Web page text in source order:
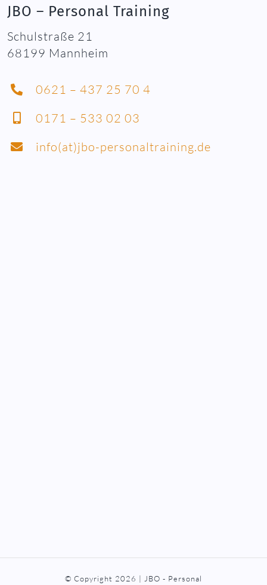
JBO – Personal Training
Schulstraße 21
68199 Mannheim
0621 – 437 25 70 4
0171 – 533 02 03
info(at)jbo-personaltraining.de
© Copyright 2026 | JBO - Personal